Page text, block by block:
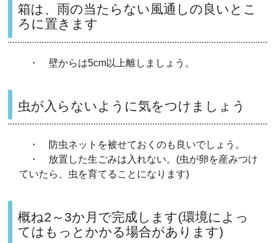
箱は、雨の当たらない風通しの良いとこ
ろに置きます
・ 壁からは5cm以上離しましょう。
虫が入らないように気をつけましょう
・ 防虫ネットを被せておくのも良いでしょう。
・ 放置した生ごみは入れない。(虫が卵を産みつけ
ていたら、虫を育てることになります)
概ね2～3か月で完成します(環境によっ
てはもっとかかる場合があります)